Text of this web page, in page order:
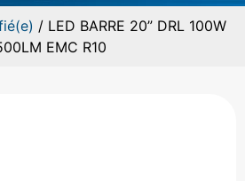
/ LED BARRE 20” DRL 100W
EMC R10